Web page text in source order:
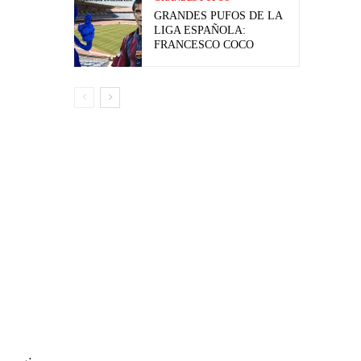
GRANDES PUFOS DE LA
LIGA ESPAÑOLA:
FRANCESCO COCO